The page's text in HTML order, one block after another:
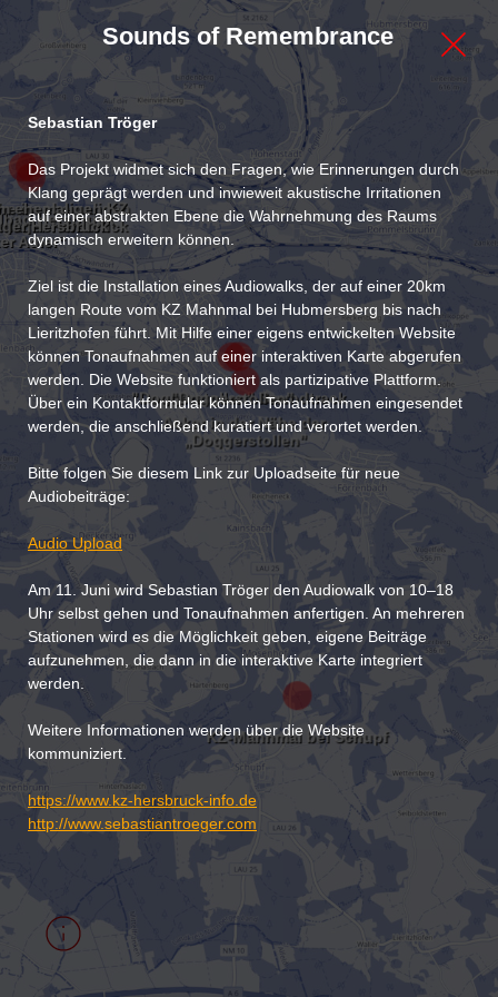
"Doggerstollen" Soundtrack
im ehemaligen
Hersbruck
KZ-Mahnmal bei Schupf
Acker in der Nähe der
„Doggerstollen"
"Doggerstollen"
Hersbruck
ehemaligen KZ
Hersbruck
Adler“
Sounds of Remembrance
Sebastian Tröger
Das Projekt widmet sich den Fragen, wie Erinnerungen durch
Klang geprägt werden und inwieweit akustische Irritationen
auf einer abstrakten Ebene die Wahrnehmung des Raums
dynamisch erweitern können.
Ziel ist die Installation eines Audiowalks, der auf einer 20km
langen Route vom KZ Mahnmal bei Hubmersberg bis nach
Lieritzhofen führt. Mit Hilfe einer eigens entwickelten Website
können Tonaufnahmen auf einer interaktiven Karte abgerufen
werden. Die Website funktioniert als partizipative Plattform.
Über ein Kontaktformular können Tonaufnahmen eingesendet
werden, die anschließend kuratiert und verortet werden.
Bitte folgen Sie diesem Link zur Uploadseite für neue
Audiobeiträge:
Audio Upload
Am 11. Juni wird Sebastian Tröger den Audiowalk von 10–18
Uhr selbst gehen und Tonaufnahmen anfertigen. An mehreren
Stationen wird es die Möglichkeit geben, eigene Beiträge
aufzunehmen, die dann in die interaktive Karte integriert
werden.
Weitere Informationen werden über die Website
kommuniziert.
https://www.kz-hersbruck-info.de
http://www.sebastiantroeger.com